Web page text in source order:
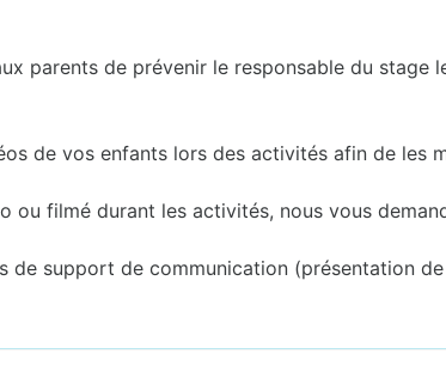
parents de prévenir le responsable du stage
de vos enfants lors des activités afin de les
filmé durant les activités, nous vous
support de communication (présentation de